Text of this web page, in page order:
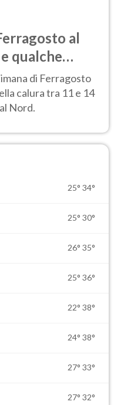
al
qualche
di Ferragosto
calura tra 11 e 14
Nord.
25° 34°
25° 30°
26° 35°
25° 36°
22° 38°
24° 38°
27° 33°
27° 32°